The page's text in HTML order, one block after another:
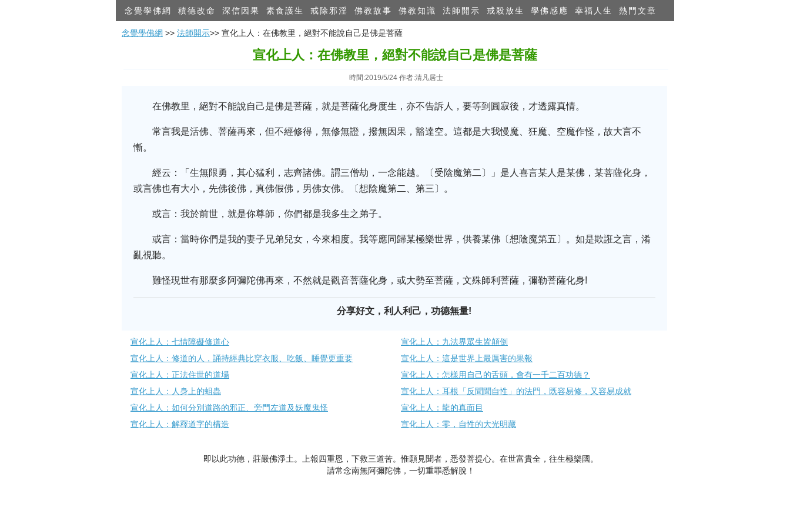
念覺學佛網 積德改命 深信因果 素食護生 戒除邪淫 佛教故事 佛教知識 法師開示 戒殺放生 學佛感應 幸福人生 熱門文章
念覺學佛網 >> 法師開示>> 宣化上人：在佛教里，絕對不能說自己是佛是菩薩
宣化上人：在佛教里，絕對不能說自己是佛是菩薩
時間:2019/5/24 作者:清凡居士
在佛教里，絕對不能說自己是佛是菩薩，就是菩薩化身度生，亦不告訴人，要等到圓寂後，才透露真情。
常言我是活佛、菩薩再來，但不經修得，無修無證，撥無因果，豁達空。這都是大我慢魔、狂魔、空魔作怪，故大言不
慚。
經云：「生無限勇，其心猛利，志齊諸佛。謂三僧劫，一念能越。〔受陰魔第二〕」是人喜言某人是某佛，某菩薩化身，
或言佛也有大小，先佛後佛，真佛假佛，男佛女佛。〔想陰魔第二、第三〕。
或言：我於前世，就是你尊師，你們都是我多生之弟子。
或言：當時你們是我的妻子兄弟兒女，今來相度。我等應同歸某極樂世界，供養某佛〔想陰魔第五〕。如是欺誑之言，淆
亂視聽。
難怪現世有那麼多阿彌陀佛再來，不然就是觀音菩薩化身，或大勢至菩薩，文殊師利菩薩，彌勒菩薩化身!
分享好文，利人利己，功德無量!
宣化上人：七情障礙修道心
宣化上人：九法界眾生皆顛倒
宣化上人：修道的人，誦持經典比穿衣服、吃飯、睡覺更重要
宣化上人：這是世界上最厲害的果報
宣化上人：正法住世的道場
宣化上人：怎樣用自己的舌頭，會有一千二百功德？
宣化上人：人身上的蛆蟲
宣化上人：耳根「反聞聞自性」的法門，既容易修，又容易成就
宣化上人：如何分別道路的邪正、旁門左道及妖魔鬼怪
宣化上人：龍的真面目
宣化上人：解釋道字的構造
宣化上人：零，自性的大光明藏
即以此功德，莊嚴佛淨土。上報四重恩，下救三道苦。惟願見聞者，悉發菩提心。在世富貴全，往生極樂國。
請常念南無阿彌陀佛，一切重罪悉解脫！